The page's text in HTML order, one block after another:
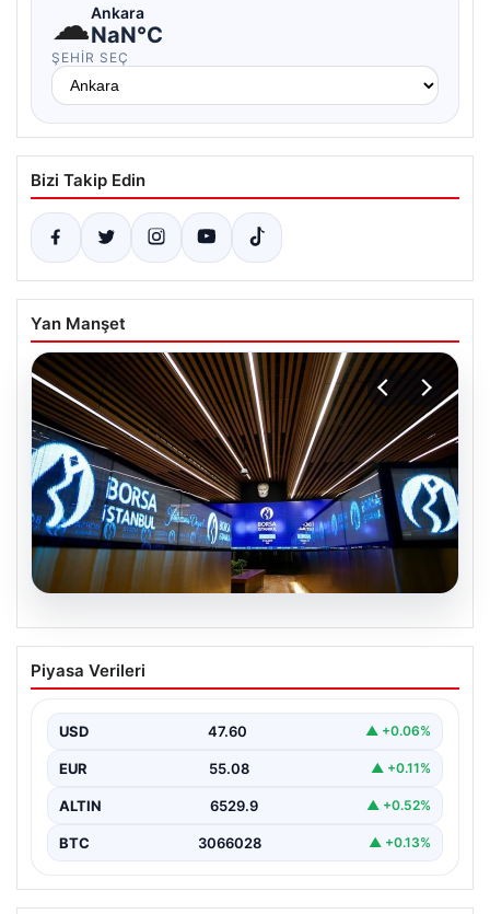
☁Ankara
NaN°C
ŞEHIR SEÇ
Bizi Takip Edin
Yan Manşet
Yatırım araçlarının haftalık performansı
nasıl oldu?
Piyasa Verileri
USD 47.60 ▲ +0.06%
EUR 55.08 ▲ +0.11%
ALTIN 6529.9 ▲ +0.52%
BTC 3066028 ▲ +0.13%